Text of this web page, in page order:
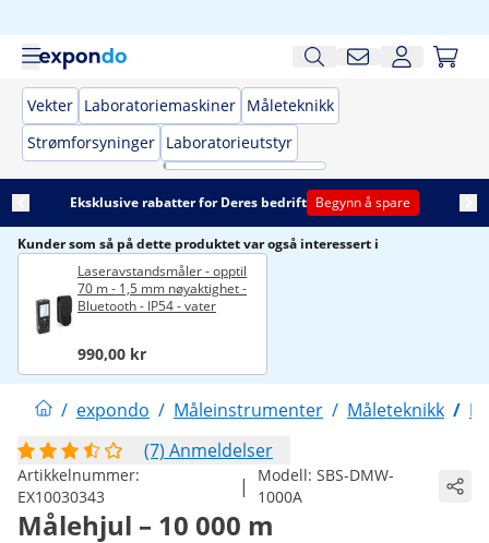
Vekter Laboratoriemaskiner Måleteknikk
Strømforsyninger Laboratorieutstyr
Eksklusive rabatter for Deres bedrift Begynn å spare
Kunder som så på dette produktet var også interessert i
Laseravstandsmåler - opptil
70 m - 1,5 mm nøyaktighet -
Bluetooth - IP54 - vater
990,00 kr
/ expondo / Måleinstrumenter / Måleteknikk /
(7) Anmeldelser
Artikkelnummer:
EX10030343
| Modell:SBS-DMW-
1000A
Målehjul – 10 000 m